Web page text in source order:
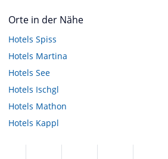
Orte in der Nähe
Hotels Spiss
Hotels Martina
Hotels See
Hotels Ischgl
Hotels Mathon
Hotels Kappl